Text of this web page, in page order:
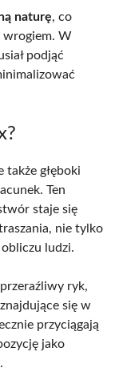
naturę, co
wrogiem. W
podjąć
także głęboki
Ten
staje się
nie tylko
ludzi.
ryk,
się w
przyciągają
jako